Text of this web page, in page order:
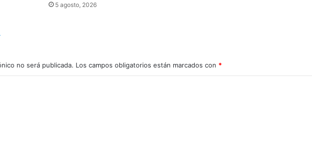
5 agosto, 2026
no será publicada. Los campos obligatorios están marcados con *